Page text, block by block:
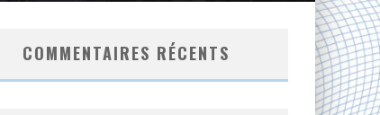
COMMENTAIRES RÉCENTS